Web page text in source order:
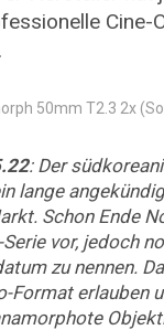
Cine-
50mm T2.3 2x
: Der
lange
Schon Ende
vor, jedoch
zu nennen.
Format erlauben